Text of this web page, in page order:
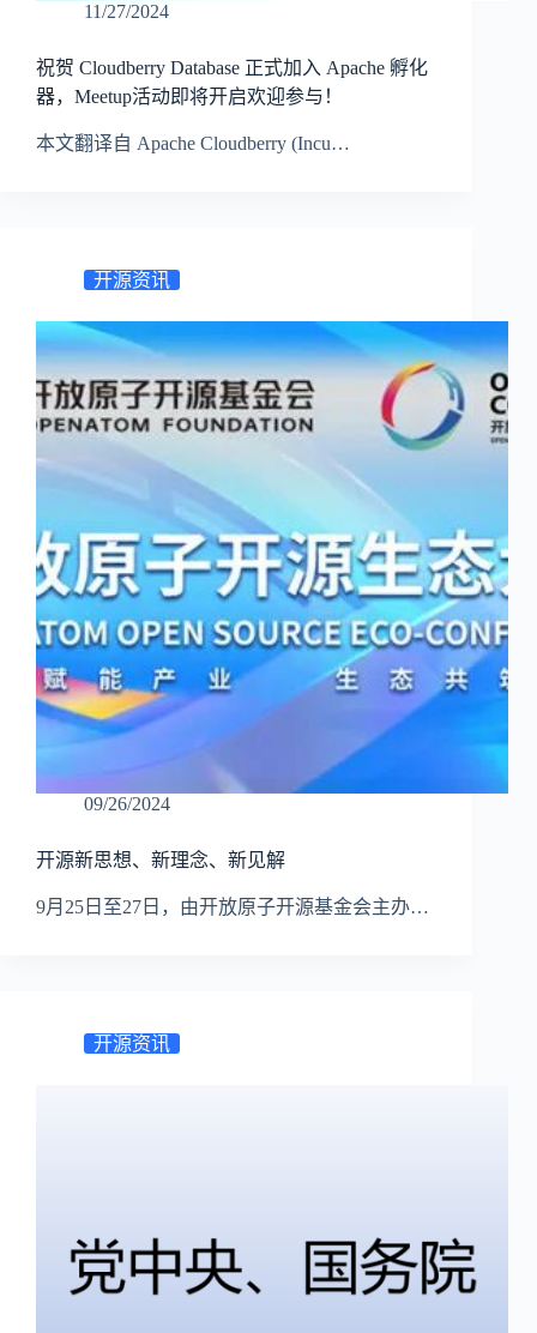
11/27/2024
祝贺 Cloudberry Database 正式加入 Apache 孵化
器，Meetup活动即将开启欢迎参与！
本文翻译自 Apache Cloudberry (Incu…
开源资讯
09/26/2024
开源新思想、新理念、新见解
9月25日至27日，由开放原子开源基金会主办…
开源资讯